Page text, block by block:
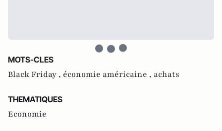
MOTS-CLES
Black Friday , économie américaine , achats
THEMATIQUES
Economie